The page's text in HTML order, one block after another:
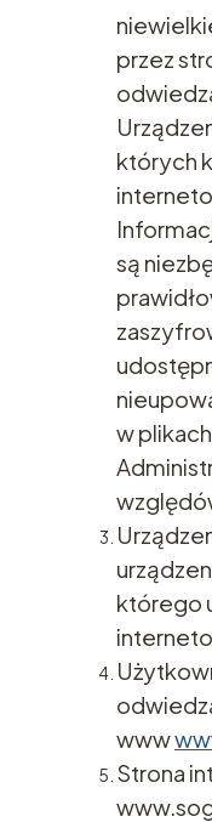
przez
których
są
w
którego
www
Strona